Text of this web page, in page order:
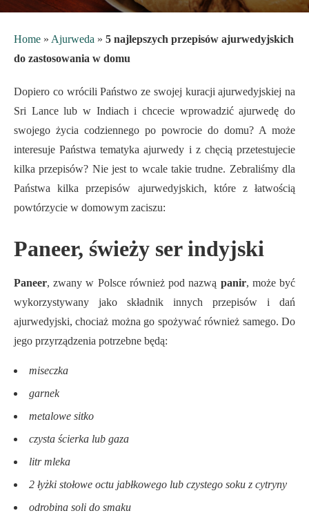
Home » Ajurweda » 5 najlepszych przepisów ajurwedyjskich
do zastosowania w domu
Dopiero co wrócili Państwo ze swojej kuracji ajurwedyjskiej na
Sri Lance lub w Indiach i chcecie wprowadzić ajurwedę do
swojego życia codziennego po powrocie do domu? A może
interesuje Państwa tematyka ajurwedy i z chęcią przetestujecie
kilka przepisów? Nie jest to wcale takie trudne. Zebraliśmy dla
Państwa kilka przepisów ajurwedyjskich, które z łatwością
powtórzycie w domowym zaciszu:
Paneer, świeży ser indyjski
Paneer, zwany w Polsce również pod nazwą panir, może być
wykorzystywany jako składnik innych przepisów i dań
ajurwedyjski, chociaż można go spożywać również samego. Do
jego przyrządzenia potrzebne będą:
miseczka
garnek
metalowe sitko
czysta ścierka lub gaza
litr mleka
2 łyżki stołowe octu jabłkowego lub czystego soku z cytryny
odrobina soli do smaku